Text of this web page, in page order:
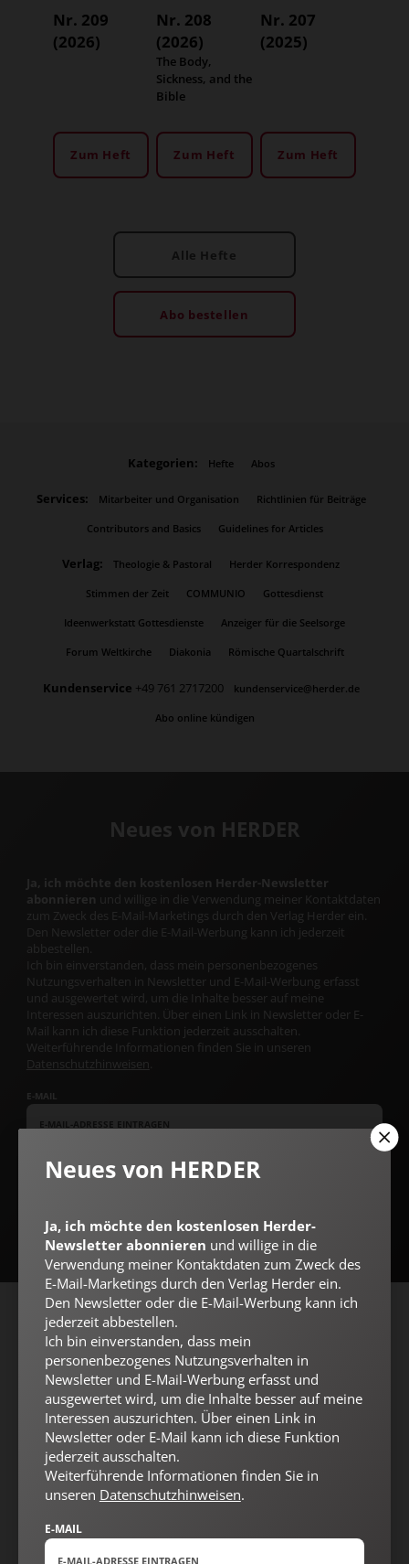
Nr. 209
(2026)
Zum Heft
Nr. 208
(2026)
:
The Body,
Sickness, and the
Bible
Zum Heft
Nr. 207
(2025)
Zum Heft
Alle Hefte
Abo bestellen
Kategorien: Hefte Abos
Services: Mitarbeiter und Organisation Richtlinien für Beiträge
Contributors and Basics Guidelines for Articles
Verlag: Theologie & Pastoral Herder Korrespondenz
Stimmen der Zeit COMMUNIO Gottesdienst
Ideenwerkstatt Gottesdienste Anzeiger für die Seelsorge
Forum Weltkirche Diakonia Römische Quartalschrift
Kundenservice +49 761 2717200 kundenservice@herder.de
Abo online kündigen
Neues von HERDER
Ja, ich möchte den kostenlosen Herder-Newsletter
abonnieren und willige in die Verwendung meiner Kontaktdaten
zum Zweck des E-Mail-Marketings durch den Verlag Herder ein.
Den Newsletter oder die E-Mail-Werbung kann ich jederzeit
abbestellen.
Ich bin einverstanden, dass mein personenbezogenes
Nutzungsverhalten in Newsletter und E-Mail-Werbung erfasst
und ausgewertet wird, um die Inhalte besser auf meine
Interessen auszurichten. Über einen Link in Newsletter oder E-
Mail kann ich diese Funktion jederzeit ausschalten.
Weiterführende Informationen finden Sie in unseren
Datenschutzhinweisen
E-MAIL
AGB und Widerrufsbelehrung
Impressum
Vertrag widerrufen Abo online kündigen
Neues von HERDER
Ja, ich möchte den kostenlosen Herder-
Newsletter abonnieren und willige in die
Verwendung meiner Kontaktdaten zum Zweck des
E-Mail-Marketings durch den Verlag Herder ein.
Den Newsletter oder die E-Mail-Werbung kann ich
jederzeit abbestellen.
Ich bin einverstanden, dass mein
personenbezogenes Nutzungsverhalten in
Newsletter und E-Mail-Werbung erfasst und
ausgewertet wird, um die Inhalte besser auf meine
Interessen auszurichten. Über einen Link in
Newsletter oder E-Mail kann ich diese Funktion
jederzeit ausschalten.
Weiterführende Informationen finden Sie in
unseren Datenschutzhinweisen.
E-MAIL